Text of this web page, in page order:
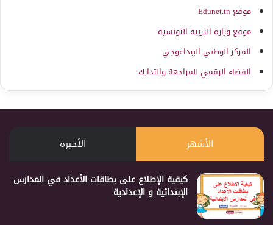
موقع Edunet.tn
موقع وزارة التربية التونسية
المركز الوطني البيداغوجي
الفضاء الرقمي للمراجعة والتدارك
الأشهر الأخيرة
كيفية الإطلاع على بطاقات الأعداد في المدارس
الإبتدائية و الإعدادية